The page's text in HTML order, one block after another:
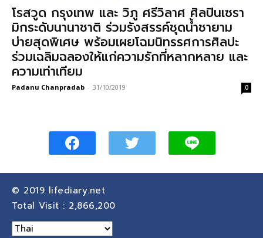
โรสวูด กรุงเทพ และ วิภู ศรีวิลาศ ศิลปินเซรา
มิกระดับนานาชาติ ร่วมรังสรรค์ชุดน้ำชายาม
บ่ายสุดพิเศษ พร้อมเผยโฉมนิทรรศการศิลปะ
ร่วมเฉลิมฉลองให้แก่ความรักที่หลากหลาย และ
ความเท่าเทียม
Padanu Chanpradab - 31/10/2019 0
© 2019 lifediary.net
Total Visit : 2,866,200